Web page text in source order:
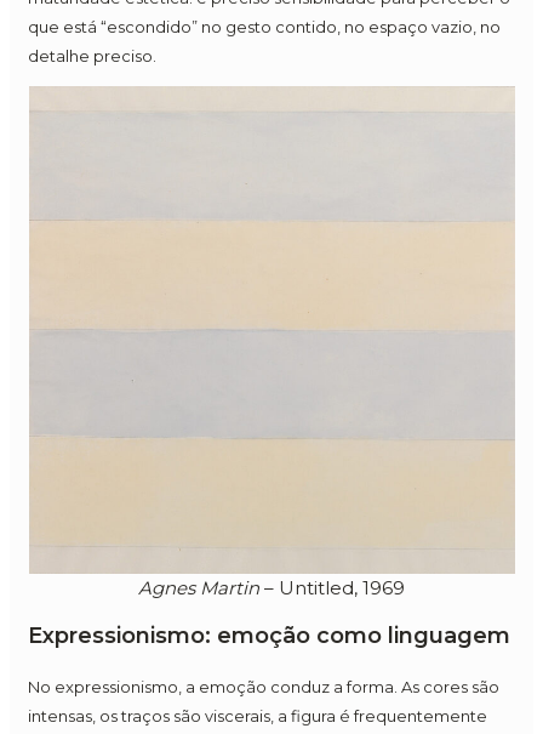
que está “escondido” no gesto contido, no espaço vazio, no
detalhe preciso.
Agnes Martin – Untitled, 1969
Expressionismo: emoção como linguagem
No expressionismo, a emoção conduz a forma. As cores são
intensas, os traços são viscerais, a figura é frequentemente